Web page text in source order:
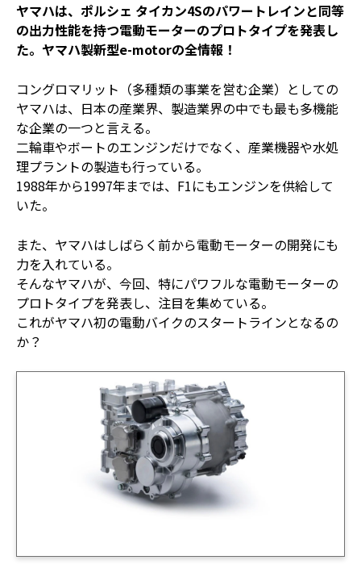
ヤマハは、ポルシェ タイカン4Sのパワートレインと同等
の出力性能を持つ電動モーターのプロトタイプを発表し
た。ヤマハ製新型e-motorの全情報！
コングロマリット（多種類の事業を営む企業）としての
ヤマハは、日本の産業界、製造業界の中でも最も多機能
な企業の一つと言える。
二輪車やボートのエンジンだけでなく、産業機器や水処
理プラントの製造も行っている。
1988年から1997年までは、F1にもエンジンを供給して
いた。
また、ヤマハはしばらく前から電動モーターの開発にも
力を入れている。
そんなヤマハが、今回、特にパワフルな電動モーターの
プロトタイプを発表し、注目を集めている。
これがヤマハ初の電動バイクのスタートラインとなるの
か？